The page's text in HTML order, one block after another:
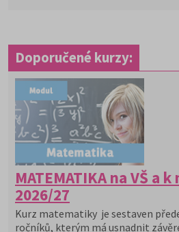
Doporučené kurzy:
MATEMATIKA na VŠ a
2026/27
Kurz matematiky je sestaven
ročníků, kterým má usnadnit